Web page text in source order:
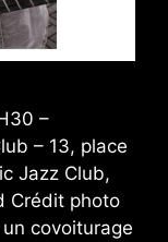
–
– 13, place
Jazz Club,
Crédit photo
covoiturage